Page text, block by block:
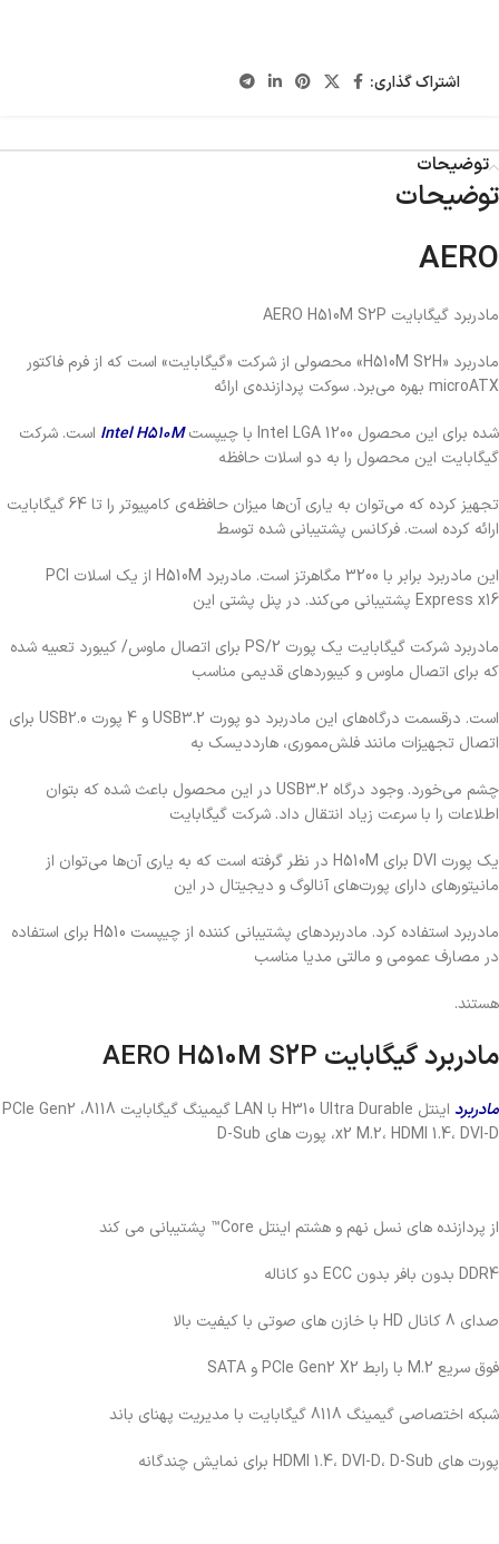
اشتراک گذاری:
توضیحات
توضیحات
AERO
مادربرد گیگابایت AERO H510M S2P
مادربرد «H510M S2H» محصولی از شرکت «گیگابایت» است که از فرم فاکتور
microATX بهره می‌برد. سوکت پردازنده‌ی ارائه
شده برای این محصول Intel LGA 1200 با چیپست
Intel H510M است. شرکت
گیگابایت این محصول را به دو اسلات حافظه
تجهیز کرده که می‌توان به یاری آن‌ها میزان حافظه‌ی کامپیوتر را تا 64 گیگابایت
ارائه کرده است. فرکانس پشتیبانی شده توسط
این مادربرد برابر با 3200 مگاهرتز است. مادربرد H510M از یک اسلات PCI
Express x16 پشتیبانی می‌کند. در پنل پشتی این
مادربرد شرکت گیگابایت یک پورت PS/2 برای اتصال ماوس/ کیبورد تعبیه شده
که برای اتصال ماوس و کیبوردهای قدیمی مناسب
است. درقسمت درگاه‌های این مادربرد دو پورت USB3.2 و 4 پورت USB2.0 برای
اتصال تجهیزات مانند فلش‌مموری، هارددیسک به
چشم می‌خورد. وجود درگاه USB3.2 در این محصول باعث شده که بتوان
اطلاعات را با سرعت زیاد انتقال داد. شرکت گیگابایت
یک پورت DVI برای H510M در نظر گرفته است که به یاری آن‌ها می‌توان از
مانیتورهای دارای پورت‌های آنالوگ و دیجیتال در این
مادربرد استفاده کرد. مادربردهای پشتیبانی کننده از چیپست H510 برای استفاده
در مصارف عمومی و مالتی مدیا مناسب
هستند.
مادربرد گیگابایت AERO H510M S2P
مادربرد
اینتل H310 Ultra Durable با LAN گیمینگ گیگابایت 8118، PCIe Gen2
x2 M.2، HDMI 1.4، DVI-D، پورت های D-Sub
از پردازنده های نسل نهم و هشتم اینتل Core™ پشتیبانی می کند
DDR4 بدون بافر بدون ECC دو کاناله
صدای 8 کانال HD با خازن های صوتی با کیفیت بالا
فوق سریع M.2 با رابط PCIe Gen2 X2 و SATA
شبکه اختصاصی گیمینگ 8118 گیگابایت با مدیریت پهنای باند
پورت های HDMI 1.4، DVI-D، D-Sub برای نمایش چندگانه